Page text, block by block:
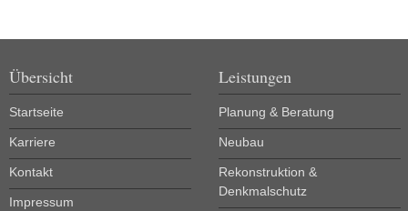
Übersicht
Startseite
Karriere
Kontakt
Impressum
Leistungen
Planung & Beratung
Neubau
Rekonstruktion &
Denkmalschutz